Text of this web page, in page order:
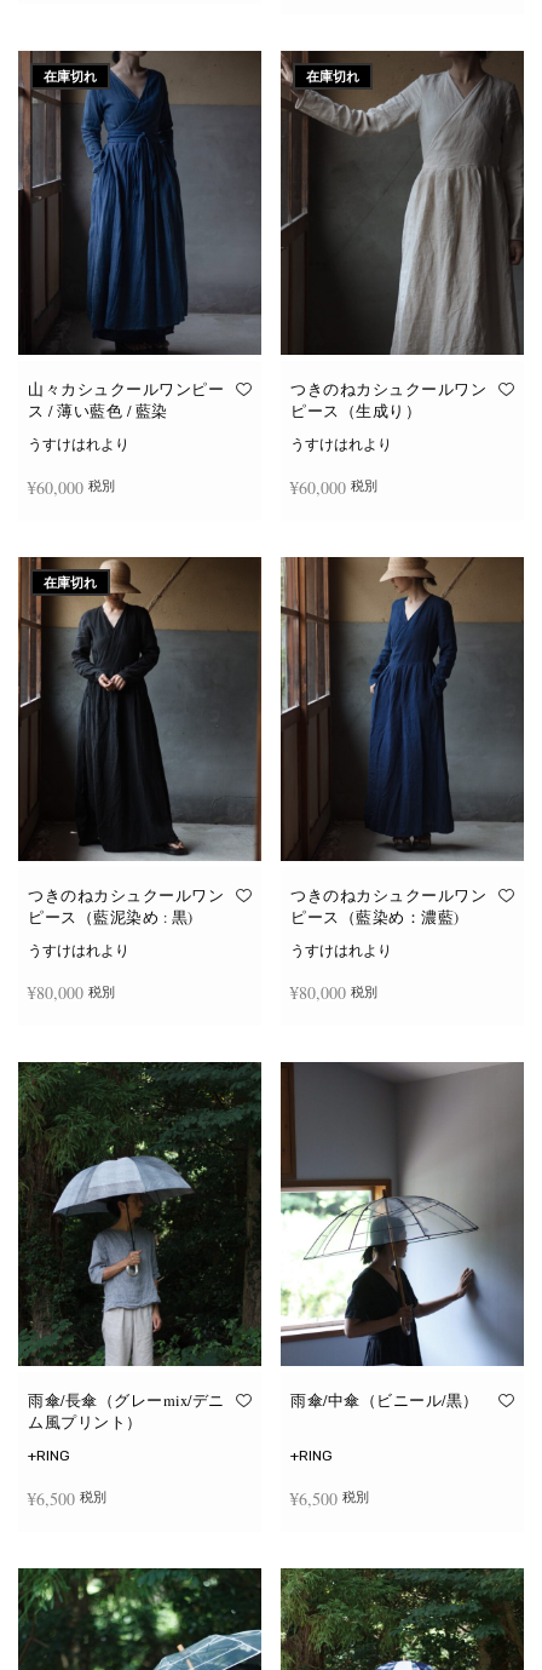
在庫切れ
山々カシュクールワンピー
ス / 薄い藍色 / 藍染
うすけはれより
¥60,000 税別
在庫切れ
つきのねカシュクールワン
ピース（生成り）
うすけはれより
¥60,000 税別
在庫切れ
つきのねカシュクールワン
ピース（藍泥染め : 黒)
うすけはれより
¥80,000 税別
つきのねカシュクールワン
ピース（藍染め：濃藍)
うすけはれより
¥80,000 税別
雨傘/長傘（グレーmix/デニ
ム風プリント）
+RING
¥6,500 税別
雨傘/中傘（ビニール/黒）
+RING
¥6,500 税別